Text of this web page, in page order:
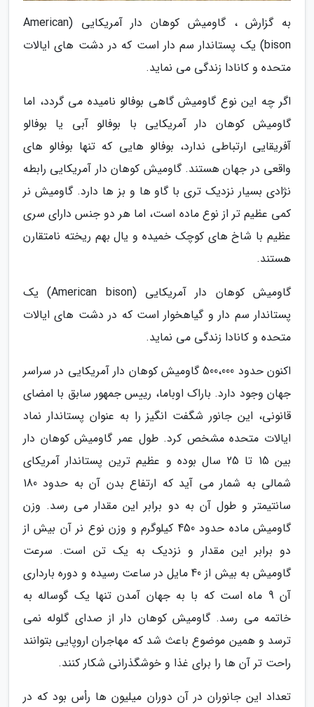
به گزارش ، گاومیش کوهان دار آمریکایی (American
bison) یک پستاندار سم دار است که در دشت های ایالات
متحده و کانادا زندگی می نماید.
اگر چه این نوع گاومیش گاهی بوفالو نامیده می گردد، اما
گاومیش کوهان دار آمریکایی با بوفالو آبی یا بوفالو
آفریقایی ارتباطی ندارد، بوفالو هایی که تنها بوفالو های
واقعی در جهان هستند. گاومیش کوهان دار آمریکایی رابطه
نژادی بسیار نزدیک تری با گاو ها و بز ها دارد. گاومیش نر
کمی عظیم تر از نوع ماده است، اما هر دو جنس دارای سری
عظیم با شاخ های کوچک خمیده و یال بهم ریخته نامتقارن
هستند.
گاومیش کوهان دار آمریکایی (American bison) یک
پستاندار سم دار و گیاهخوار است که در دشت های ایالات
متحده و کانادا زندگی می نماید.
اکنون حدود 500،000 گاومیش کوهان دار آمریکایی در سراسر
جهان وجود دارد. باراک اوباما، رییس جمهور سابق با امضای
قانونی، این جانور شگفت انگیز را به عنوان پستاندار نماد
ایالات متحده مشخص کرد. طول عمر گاومیش کوهان دار
بین 15 تا 25 سال بوده و عظیم ترین پستاندار آمریکای
شمالی به شمار می آید که ارتفاع بدن آن به حدود 180
سانتیمتر و طول آن به دو برابر این مقدار می رسد. وزن
گاومیش ماده حدود 450 کیلوگرم و وزن نوع نر آن بیش از
دو برابر این مقدار و نزدیک به یک تن است. سرعت
گاومیش به بیش از 40 مایل در ساعت رسیده و دوره بارداری
آن 9 ماه است که با به جهان آمدن تنها یک گوساله به
خاتمه می رسد. گاومیش کوهان دار از صدای گلوله نمی
ترسد و همین موضوع باعث شد که مهاجران اروپایی بتوانند
راحت تر آن ها را برای غذا و خوشگذرانی شکار کنند.
تعداد این جانوران در آن دوران میلیون ها رأس بود که در